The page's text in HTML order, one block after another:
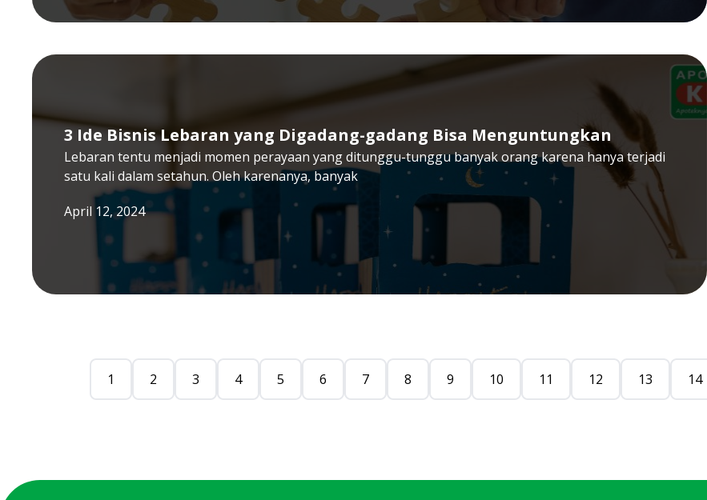
3 Ide Bisnis Lebaran yang Digadang-gadang Bisa Menguntungkan
Lebaran tentu menjadi momen perayaan yang ditunggu-tunggu banyak orang karena hanya terjadi
satu kali dalam setahun. Oleh karenanya, banyak
April 12, 2024
1 2 3 4 5 6 7 8 9 10 11 12 13 14